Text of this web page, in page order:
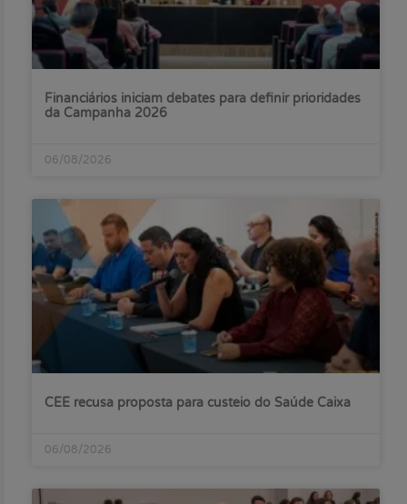
Financiários iniciam debates para definir prioridades
da Campanha 2026
06/08/2026
CEE recusa proposta para custeio do Saúde Caixa
06/08/2026